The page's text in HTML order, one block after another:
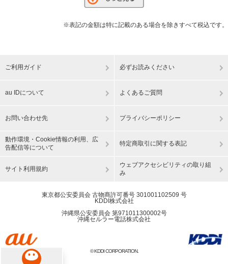
※表記の金額は特に記載のある場合を除きすべて税込です。
ご利用ガイド 必ずお読みください
au IDについて よくあるご質問
お問い合わせ先 プライバシーポリシー
動作環境・Cookie情報の利用、広
告配信等について
特定商取引に関する表記
サイト利用規約
ウェブアクセシビリティの取り組
み
東京都公安委員会 古物商許可番号 301001102509 号
KDDI株式会社
沖縄県公安委員会 第971011300002号
沖縄セルラー電話株式会社
© KDDI CORPORATION.